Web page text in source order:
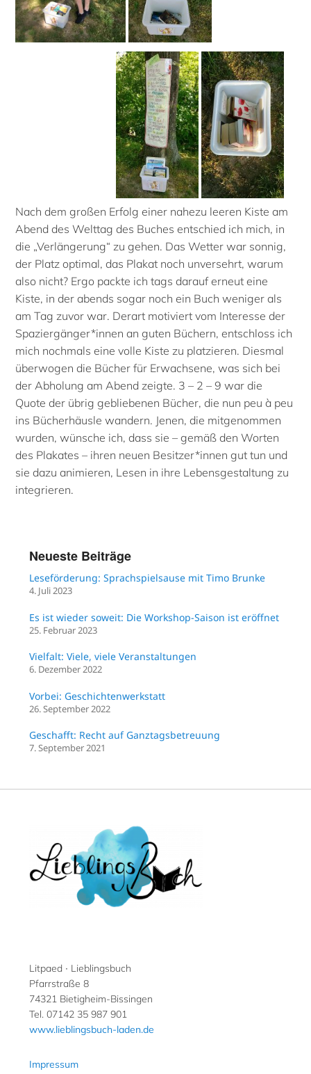
—————–.———-
Nach dem großen Erfolg einer nahezu leeren Kiste am
Abend des Welttag des Buches entschied ich mich, in
die „Verlängerung“ zu gehen. Das Wetter war sonnig,
der Platz optimal, das Plakat noch unversehrt, warum
also nicht? Ergo packte ich tags darauf erneut eine
Kiste, in der abends sogar noch ein Buch weniger als
am Tag zuvor war. Derart motiviert vom Interesse der
Spaziergänger*innen an guten Büchern, entschloss ich
mich nochmals eine volle Kiste zu platzieren. Diesmal
überwogen die Bücher für Erwachsene, was sich bei
der Abholung am Abend zeigte. 3 – 2 – 9 war die
Quote der übrig gebliebenen Bücher, die nun peu à peu
ins Bücherhäusle wandern. Jenen, die mitgenommen
wurden, wünsche ich, dass sie – gemäß den Worten
des Plakates – ihren neuen Besitzer*innen gut tun und
sie dazu animieren, Lesen in ihre Lebensgestaltung zu
integrieren.
Neueste Beiträge
Leseförderung: Sprachspielsause mit Timo Brunke
4. Juli 2023
Es ist wieder soweit: Die Workshop-Saison ist eröffnet
25. Februar 2023
Vielfalt: Viele, viele Veranstaltungen
6. Dezember 2022
Vorbei: Geschichtenwerkstatt
26. September 2022
Geschafft: Recht auf Ganztagsbetreuung
7. September 2021
Litpaed ∙ Lieblingsbuch
Pfarrstraße 8
74321 Bietigheim-Bissingen
Tel. 07142 35 987 901
www.lieblingsbuch-laden.de
Impressum